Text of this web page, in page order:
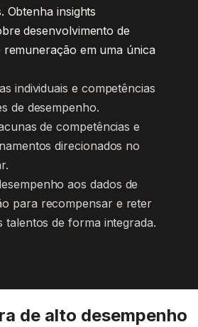
Obtenha insights
desenvolvimento de
remuneração em uma única
individuais e competências
de desempenho.
de competências e
direcionados no
aos dados de
para recompensar e reter
talentos de forma integrada.
de alto desempenho